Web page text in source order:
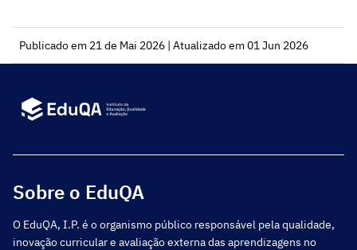
Publicado em 21 de Mai 2026 | Atualizado em 01 Jun 2026
Sobre o EduQA
O EduQA, I.P. é o organismo público responsável pela qualidade,
inovação curricular e avaliação externa das aprendizagens no